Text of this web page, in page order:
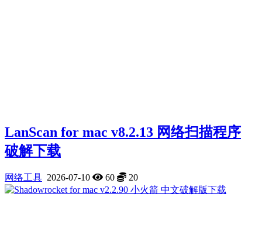
LanScan for mac v8.2.13 网络扫描程序
破解下载
网络工具 2026-07-10 60 20